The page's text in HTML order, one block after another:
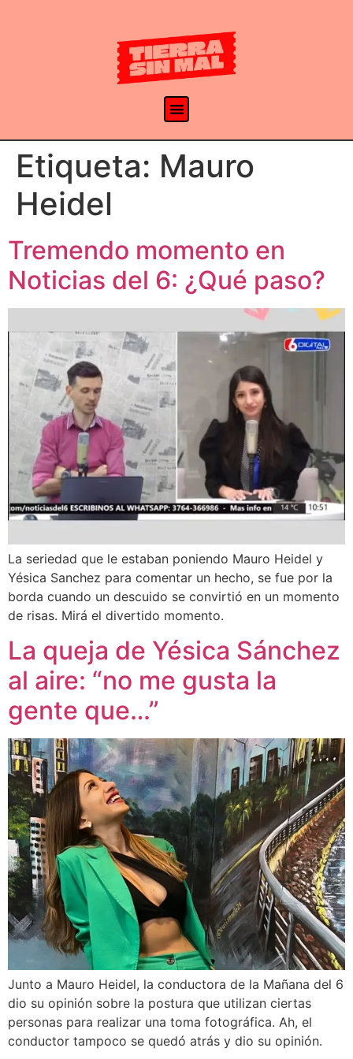
Etiqueta: Mauro
Heidel
Tremendo momento en
Noticias del 6: ¿Qué paso?
La seriedad que le estaban poniendo Mauro Heidel y
Yésica Sanchez para comentar un hecho, se fue por la
borda cuando un descuido se convirtió en un momento
de risas. Mirá el divertido momento.
La queja de Yésica Sánchez
al aire: “no me gusta la
gente que…”
Junto a Mauro Heidel, la conductora de la Mañana del 6
dio su opinión sobre la postura que utilizan ciertas
personas para realizar una toma fotográfica. Ah, el
conductor tampoco se quedó atrás y dio su opinión.